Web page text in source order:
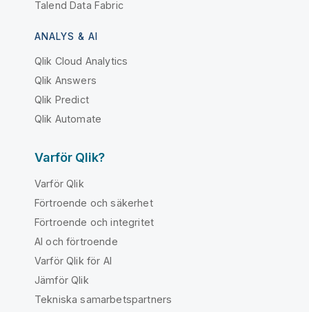
Talend Data Fabric
ANALYS & AI
Qlik Cloud Analytics
Qlik Answers
Qlik Predict
Qlik Automate
Varför Qlik?
Varför Qlik
Förtroende och säkerhet
Förtroende och integritet
AI och förtroende
Varför Qlik för AI
Jämför Qlik
Tekniska samarbetspartners